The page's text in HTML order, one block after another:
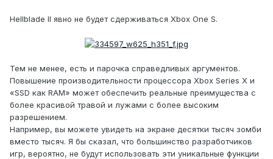
Hellblade II явно не будет сдерживаться Xbox One S.
Тем не менее, есть и парочка справедливых аргументов.
Повышение производительности процессора Xbox Series X и
«SSD как RAM» может обеспечить реальные преимущества с
более красивой травой и лужами с более высоким
разрешением.
Например, вы можете увидеть на экране десятки тысяч зомби
вместо тысяч. Я бы сказал, что большинство разработчиков
игр, вероятно, не будут использовать эти уникальные функции